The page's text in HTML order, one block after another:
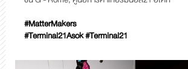
#MatterMakers
#Terminal21Asok #Terminal21